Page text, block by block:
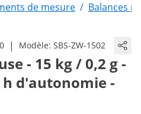
de mesure / Balances
| Modèle: SBS-ZW-1502
- 15 kg / 0,2 g -
h d'autonomie -